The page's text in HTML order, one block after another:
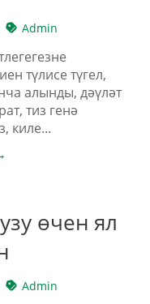
Admin
түлисе түгел,
алынды, дәүләт
тиз генә
киле...
өчен ял
Admin